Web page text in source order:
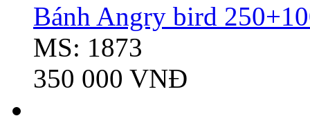
Bánh Angry bird
MS: 1873
350 000 VNĐ